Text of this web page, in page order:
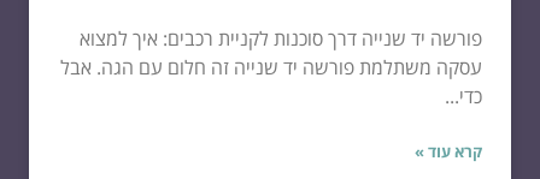
פורשה יד שנייה דרך סוכנות לקניית רכבים: איך למצוא
עסקה משתלמת פורשה יד שנייה זה חלום עם הגה. אבל
כדי...
קרא עוד »